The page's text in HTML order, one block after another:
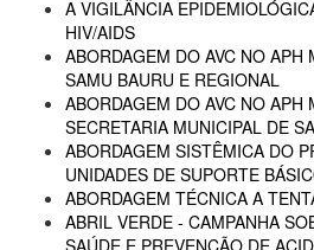
A VIGILÂNCIA
HIV/AIDS
ABORDAGEM DO AVC NO APH
SAMU BAURU E REGIONAL
ABORDAGEM DO AVC NO APH
SECRETARIA MUNICIPAL DE
ABORDAGEM SISTÊMICA DO
UNIDADES DE SUPORTE
ABORDAGEM TÉCNICA A
ABRIL VERDE - CAMPANHA
SAÚDE E PREVENÇÃO DE